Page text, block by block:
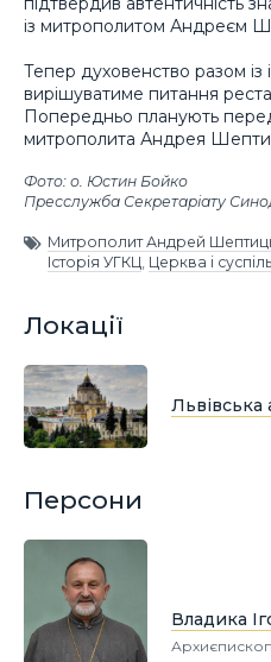
із митрополитом Андреєм
Тепер духовенство разом
вирішуватиме питання
Попередньо планують
митрополита Андрея
Фото: о. Юстин Бойко
Пресслужба Секретаріату
Митрополит Андрей
Історія УГКЦ, Церква і
Локації
Львівська
Персони
Владика